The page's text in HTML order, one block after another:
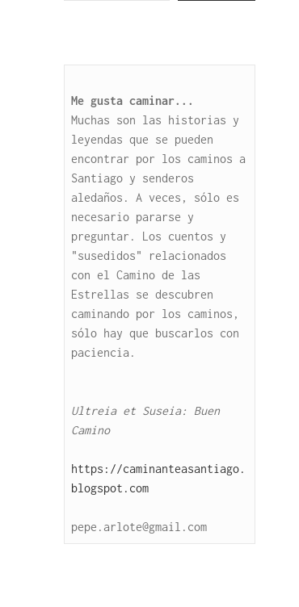
Muchas son las historias y
leyendas que se pueden
encontrar por los caminos a
Santiago y senderos
aledaños. A veces, sólo es
necesario pararse y
preguntar. Los cuentos y
"susedidos" relacionados
con el Camino de las
Estrellas se descubren
caminando por los caminos,
sólo hay que buscarlos con
paciencia.
Ultreia et Suseia: Buen
Camino
https://caminanteasantiago.
blogspot.com
pepe.arlote@gmail.com